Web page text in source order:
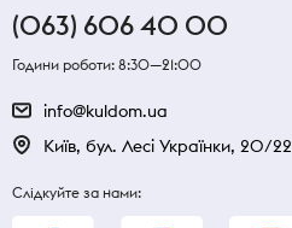
(063) 606 40 00
Години роботи: 8:30—21:00
info@kuldom.ua
Київ, бул. Лесі Українки, 20/22
Слідкуйте за нами: